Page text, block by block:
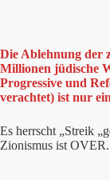
Die Ablehnung der
Millionen jüdische
Progressive und
verachtet) ist nur
Es herrscht „Streik
Zionismus ist OVER.